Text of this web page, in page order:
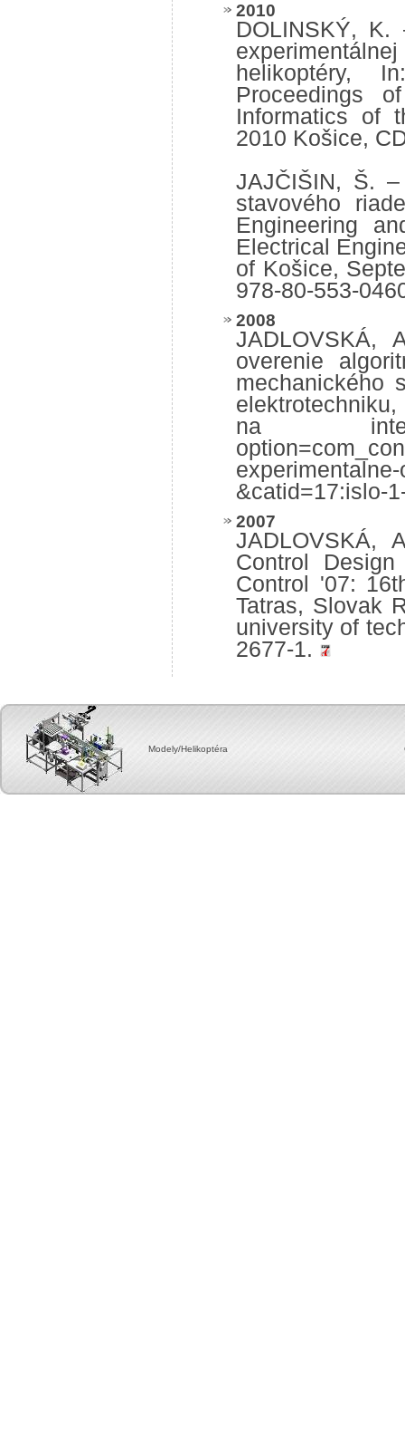
2010
DOLINSKÝ,
helikoptéry,
Proceedings
Informatics of
2010 Košice,
JAJČIŠIN, Š.
stavového
Engineering
Electrical
of Košice,
978-80-553-
2008
JADLOVSKÁ,
overenie
mechanického
na
&catid=17:islo-
2007
JADLOVSKÁ,
Control
Control '07:
Tatras, Slovak
university of
2677-1.
Modely/Helikoptéra Copyright, 2012 by